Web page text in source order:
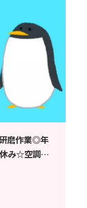
磨作業◎年
み☆空調完